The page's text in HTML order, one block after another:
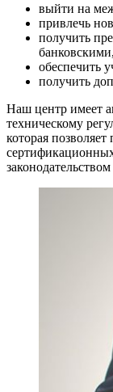
выйти на
привлечь
получить
обеспечить
получить
Наш центр имеет
техническому
которая